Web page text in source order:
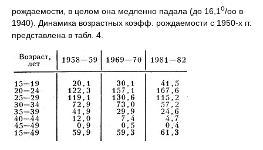
рождаемости, в целом она медленно падала (до 16,1 o/оо в
1940). Динамика возрастных коэфф. рождаемости с 1950-х гг.
представлена в табл. 4.